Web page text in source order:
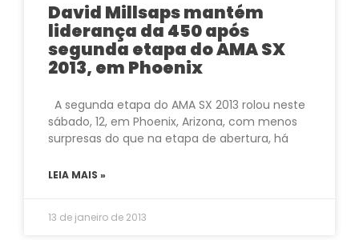
David Millsaps mantém
liderança da 450 após
segunda etapa do AMA SX
2013, em Phoenix
A segunda etapa do AMA SX 2013 rolou neste
sábado, 12, em Phoenix, Arizona, com menos
surpresas do que na etapa de abertura, há
LEIA MAIS »
13 de janeiro de 2013